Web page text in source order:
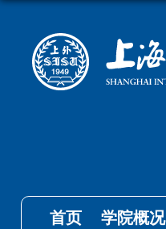
首页 学院概况